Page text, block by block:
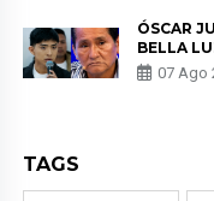
ÓSCAR
BELLA
PADRE
NALDY
07 Ago
TAGS